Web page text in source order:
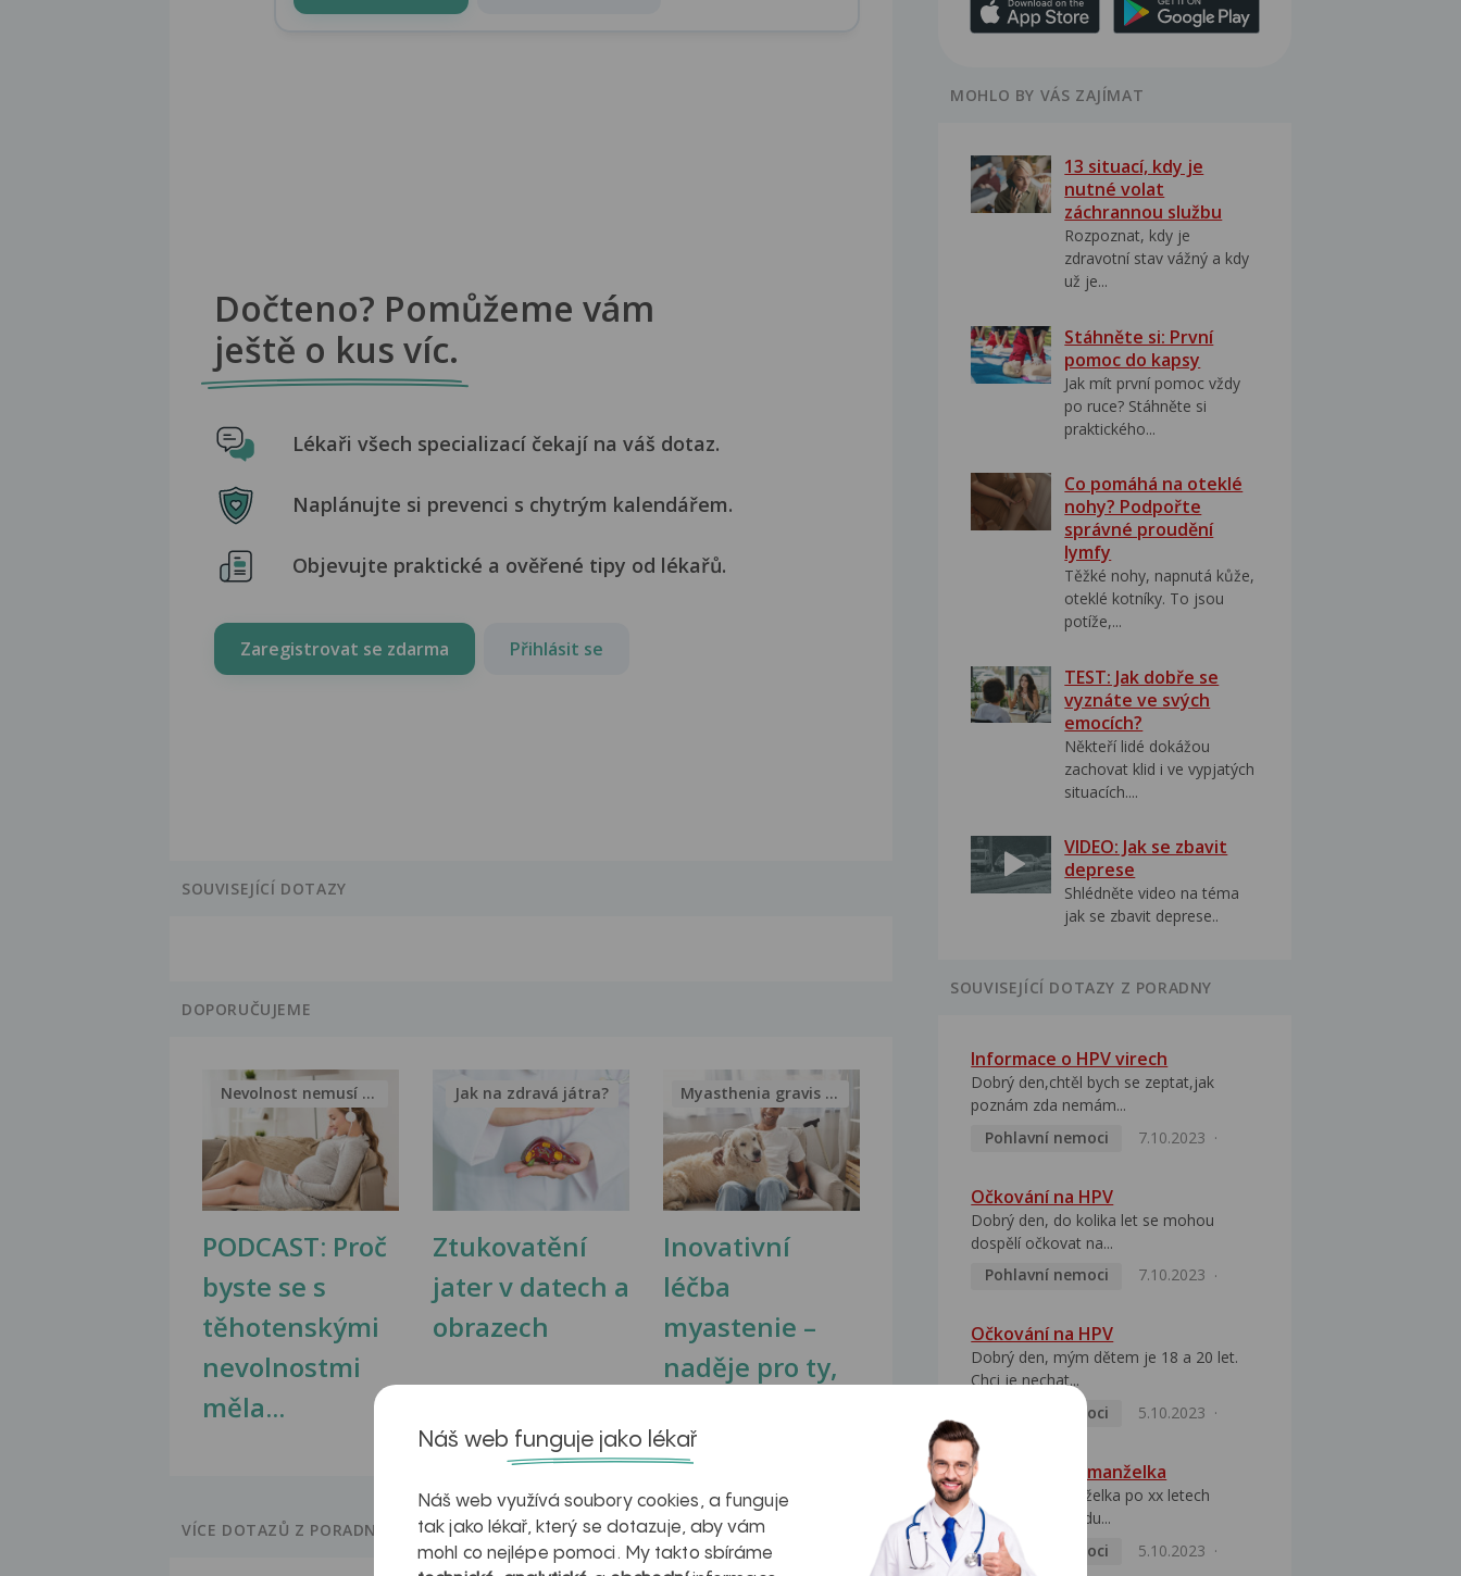
Dočteno? Pomůžeme vám
ještě o kus víc.
Lékaři všech specializací čekají na váš dotaz.
Naplánujte si prevenci s chytrým kalendářem.
Objevujte praktické a ověřené tipy od lékařů.
Zaregistrovat se zdarma Přihlásit se
SOUVISEJÍCÍ DOTAZY
DOPORUČUJEME
PODCAST: Proč
byste se s
těhotenskými
nevolnostmi
měla...
Nevolnost nemusí být nutnou...
Ztukovatění
jater v datech a
obrazech
Jak na zdravá játra?
Inovativní
léčba
myastenie –
naděje pro ty,
Myasthenia gravis – vše, co...
VÍCE DOTAZŮ Z PORADNY
MOHLO BY VÁS ZAJÍMAT
13 situací, kdy je
nutné volat
záchrannou službu
Rozpoznat, kdy je
zdravotní stav vážný a kdy
už je...
Stáhněte si: První
pomoc do kapsy
Jak mít první pomoc vždy
po ruce? Stáhněte si
praktického...
Co pomáhá na oteklé
nohy? Podpořte
správné proudění
lymfy
Těžké nohy, napnutá kůže,
oteklé kotníky. To jsou
potíže,...
TEST: Jak dobře se
vyznáte ve svých
emocích?
Někteří lidé dokážou
zachovat klid i ve vypjatých
situacích....
VIDEO: Jak se zbavit
deprese
Shlédněte video na téma
jak se zbavit deprese..
SOUVISEJÍCÍ DOTAZY Z PORADNY
Informace o HPV virech
Dobrý den,chtěl bych se zeptat,jak
poznám zda nemám...
Pohlavní nemoci
7.10.2023
Očkování na HPV
Dobrý den, do kolika let se mohou
dospělí očkovat na...
Pohlavní nemoci
7.10.2023
Očkování na HPV
Dobrý den, mým dětem je 18 a 20 let.
Chci je nechat...
Pohlavní nemoci
5.10.2023
HPV pozitivní manželka
Dobrý den, manželka po xx letech
přivezla z Východu...
Pohlavní nemoci
5.10.2023
Náš web funguje jako lékař
Náš web využívá soubory cookies, a funguje
tak jako lékař, který se dotazuje, aby vám
mohl co nejlépe pomoci. My takto sbíráme